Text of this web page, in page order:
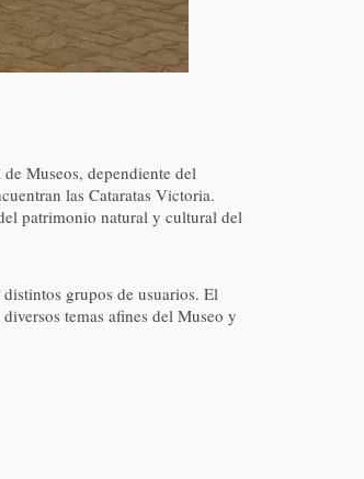
Museos, dependiente del
las Cataratas Victoria.
patrimonio natural y cultural del
grupos de usuarios. El
temas afines del Museo y